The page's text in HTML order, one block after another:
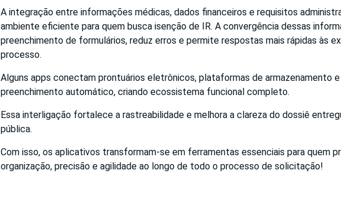
A integração entre informações médicas, dados financeiros e requisitos
ambiente eficiente para quem busca isenção de IR. A convergência dessas
preenchimento de formulários, reduz erros e permite respostas mais rápidas às
processo.
Alguns apps conectam prontuários eletrônicos, plataformas de armazenamento
preenchimento automático, criando ecossistema funcional completo.
Essa interligação fortalece a rastreabilidade e melhora a clareza do dossiê
pública.
Com isso, os aplicativos transformam-se em ferramentas essenciais para quem
organização, precisão e agilidade ao longo de todo o processo de solicitação!